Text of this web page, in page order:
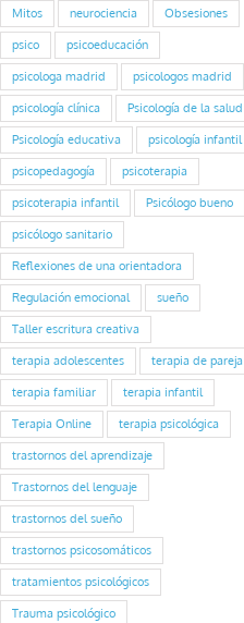
Mitos neurociencia Obsesiones
psico psicoeducación
psicologa madrid psicologos madrid
psicología clínica Psicología de la salud
Psicología educativa psicología infantil
psicopedagogía psicoterapia
psicoterapia infantil Psicólogo bueno
psicólogo sanitario
Reflexiones de una orientadora
Regulación emocional sueño
Taller escritura creativa
terapia adolescentes terapia de pareja
terapia familiar terapia infantil
Terapia Online terapia psicológica
trastornos del aprendizaje
Trastornos del lenguaje
trastornos del sueño
trastornos psicosomáticos
tratamientos psicológicos
Trauma psicológico